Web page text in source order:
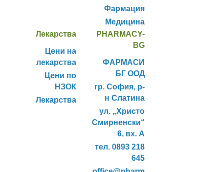
Фармация
Медицина
Лекарства
Цени на
лекарства
Цени по
НЗОК
Лекарства
PHARMACY-
BG
ФАРМАСИ
БГ ООД
гр. София, р-
н Слатина
ул. „Христо
Смирненски“
6, вх. А
тел. 0893 218
645